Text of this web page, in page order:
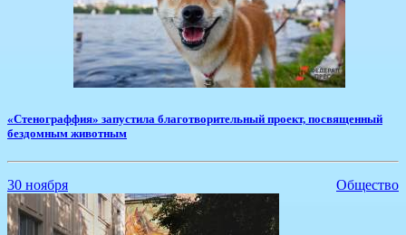
«Стенограффия» запустила благотворительный проект, посвященный
бездомным животным
30 ноября Общество